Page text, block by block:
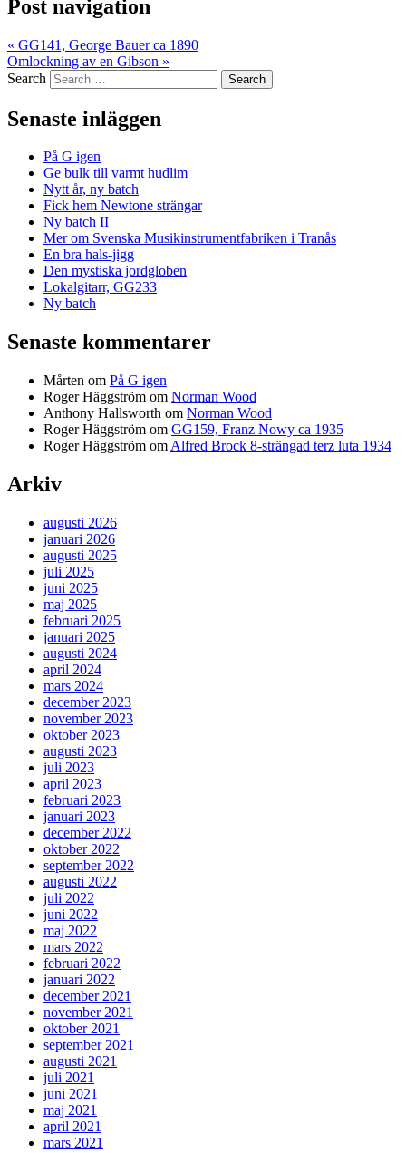
Post navigation
« GG141, George Bauer ca 1890
Omlockning av en Gibson »
Search
Senaste inläggen
På G igen
Ge bulk till varmt hudlim
Nytt år, ny batch
Fick hem Newtone strängar
Ny batch II
Mer om Svenska Musikinstrumentfabriken i Tranås
En bra hals-jigg
Den mystiska jordgloben
Lokalgitarr, GG233
Ny batch
Senaste kommentarer
Mårten om På G igen
Roger Häggström om Norman Wood
Anthony Hallsworth om Norman Wood
Roger Häggström om GG159, Franz Nowy ca 1935
Roger Häggström om Alfred Brock 8-strängad terz luta 1934
Arkiv
augusti 2026
januari 2026
augusti 2025
juli 2025
juni 2025
maj 2025
februari 2025
januari 2025
augusti 2024
april 2024
mars 2024
december 2023
november 2023
oktober 2023
augusti 2023
juli 2023
april 2023
februari 2023
januari 2023
december 2022
oktober 2022
september 2022
augusti 2022
juli 2022
juni 2022
maj 2022
mars 2022
februari 2022
januari 2022
december 2021
november 2021
oktober 2021
september 2021
augusti 2021
juli 2021
juni 2021
maj 2021
april 2021
mars 2021